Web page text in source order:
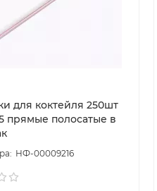
для коктейля 250шт
прямые полосатые в
НФ-00009216